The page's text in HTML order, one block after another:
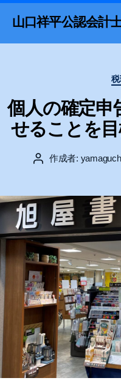
山口祥平公認会計
個人の確定申
せることを
投 作成者: